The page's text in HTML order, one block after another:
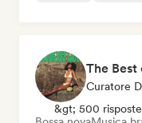
The
Curatore
&gt; 500